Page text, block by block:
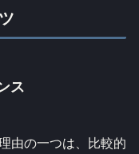
ス
由の一つは、比較的